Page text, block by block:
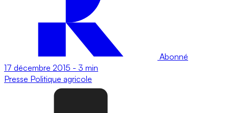
Abonné
17 décembre 2015 - 3 min
Presse Politique agricole